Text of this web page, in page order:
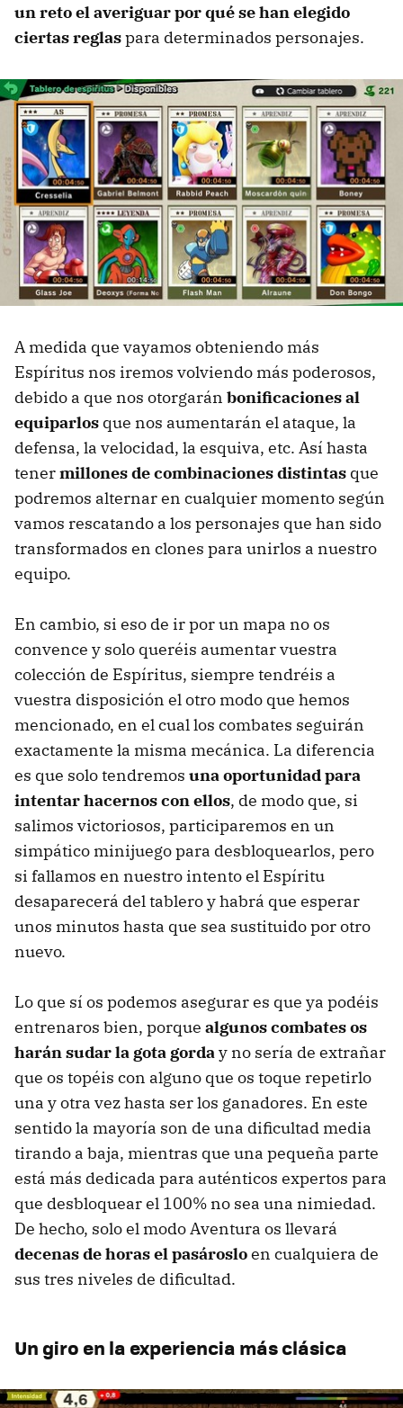
un reto el averiguar por qué se han elegido
ciertas reglaspara determinados personajes.
A medida que vayamos obteniendo más
Espíritus nos iremos volviendo más poderosos,
debido a que nos otorgarán bonificaciones al
equiparlos que nos aumentarán el ataque, la
defensa, la velocidad, la esquiva, etc. Así hasta
tenermillones de combinaciones distintas que
podremos alternar en cualquier momento según
vamos rescatando a los personajes que han sido
transformados en clones para unirlos a nuestro
equipo.
En cambio, si eso de ir por un mapa no os
convence y solo queréis aumentar vuestra
colección de Espíritus, siempre tendréis a
vuestra disposición el otro modo que hemos
mencionado, en el cual los combates seguirán
exactamente la misma mecánica. La diferencia
es que solo tendremos una oportunidad para
intentar hacernos con ellos, de modo que, si
salimos victoriosos, participaremos en un
simpático minijuego para desbloquearlos, pero
si fallamos en nuestro intento el Espíritu
desaparecerá del tablero y habrá que esperar
unos minutos hasta que sea sustituido por otro
nuevo.
Lo que sí os podemos asegurar es que ya podéis
entrenaros bien, porque algunos combates os
harán sudar la gota gorda y no sería de extrañar
que os topéis con alguno que os toque repetirlo
una y otra vez hasta ser los ganadores. En este
sentido la mayoría son de una dificultad media
tirando a baja, mientras que una pequeña parte
está más dedicada para auténticos expertos para
que desbloquear el 100% no sea una nimiedad.
De hecho, solo el modo Aventura os llevará
decenas de horas el pasárosloen cualquiera de
sus tres niveles de dificultad.
Un giro en la experiencia más clásica